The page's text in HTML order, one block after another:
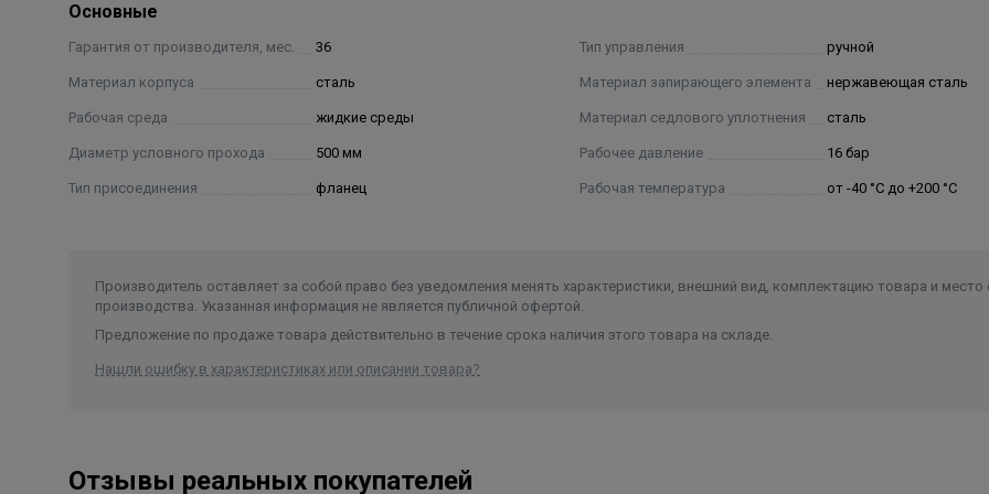
Основные
Гарантия от производителя, мес. 36
Материал корпуса сталь
Рабочая среда жидкие среды
Диаметр условного прохода 500 мм
Тип присоединения фланец
Тип управления ручной
Материал запирающего элемента нержавеющая сталь
Материал седлового уплотнения сталь
Рабочее давление 16 бар
Рабочая температура от -40 °C до +200 °C
Производитель оставляет за собой право без уведомления менять характеристики, внешний вид, комплектацию товара и место
производства. Указанная информация не является публичной офертой.
Предложение по продаже товара действительно в течение срока наличия этого товара на складе.
Нашли ошибку в характеристиках или описании товара?
Отзывы реальных покупателей